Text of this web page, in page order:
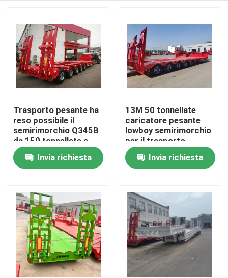
Prodotti
Video
Trasporto pesante ha
reso possibile il
semirimorchio Q345B
da 150 tonnellate a
letto basso con trave
principale in acciaio
T700
Invia richiesta
13M 50 tonnellate
caricatore pesante
lowboy semirimorchio
per il trasporto
escavatore collo di
gallina 3 assi letto
basso
Invia richiesta